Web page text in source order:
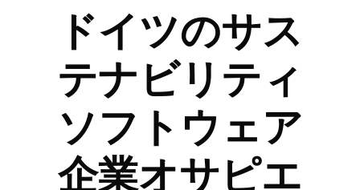
ドイツのサス
テナビリティ
ソフトウェア